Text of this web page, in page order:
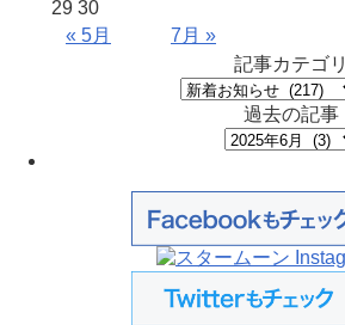
« 5月 7月 »
29 30
記事カテゴリ
過去の記事